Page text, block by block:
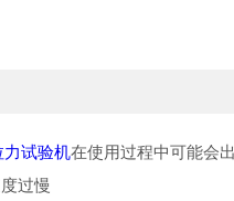
力试验机在使用过程中可能会
过慢